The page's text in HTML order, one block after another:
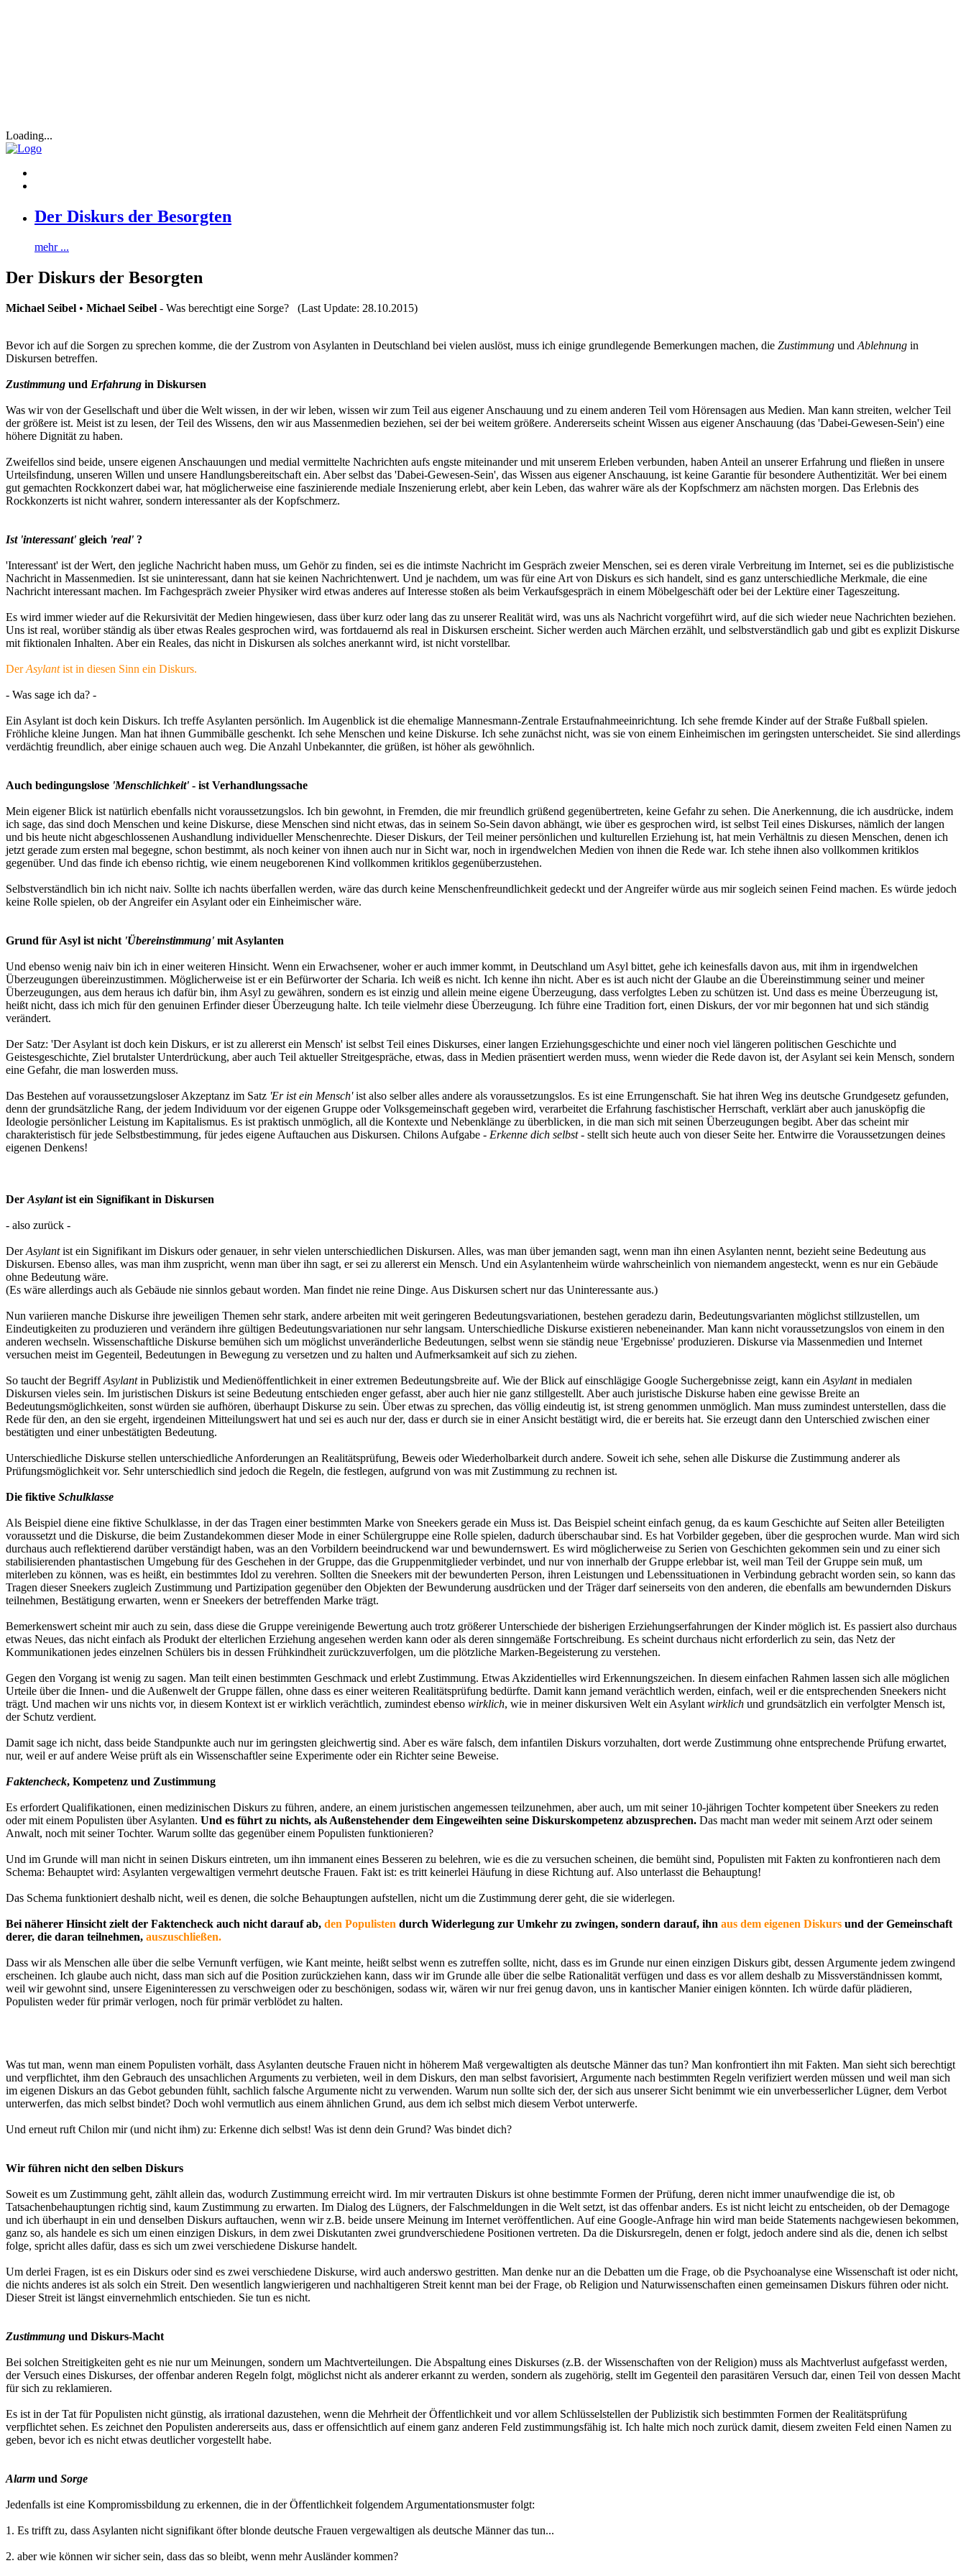
Loading...
Der Diskurs der Besorgten
mehr ...
Der Diskurs der Besorgten
Michael Seibel • Michael Seibel - Was berechtigt eine Sorge? (Last Update: 28.10.2015)
Bevor ich auf die Sorgen zu sprechen komme, die der Zustrom von Asylanten in Deutschland bei vielen auslöst, muss ich einige grundlegende Bemerkungen machen, die Zustimmung und Ablehnung in
Diskursen betreffen.
Zustimmung und Erfahrung in Diskursen
Was wir von der Gesellschaft und über die Welt wissen, in der wir leben, wissen wir zum Teil aus eigener Anschauung und zu einem anderen Teil vom Hörensagen aus Medien. Man kann streiten, welcher Teil
der größere ist. Meist ist zu lesen, der Teil des Wissens, den wir aus Massenmedien beziehen, sei der bei weitem größere. Andererseits scheint Wissen aus eigener Anschauung (das 'Dabei-Gewesen-Sein') eine
höhere Dignität zu haben.
Zweifellos sind beide, unsere eigenen Anschauungen und medial vermittelte Nachrichten aufs engste miteinander und mit unserem Erleben verbunden, haben Anteil an unserer Erfahrung und fließen in unsere
Urteilsfindung, unseren Willen und unsere Handlungsbereitschaft ein. Aber selbst das 'Dabei-Gewesen-Sein', das Wissen aus eigener Anschauung, ist keine Garantie für besondere Authentizität. Wer bei einem
gut gemachten Rockkonzert dabei war, hat möglicherweise eine faszinierende mediale Inszenierung erlebt, aber kein Leben, das wahrer wäre als der Kopfschmerz am nächsten morgen. Das Erlebnis des
Rockkonzerts ist nicht wahrer, sondern interessanter als der Kopfschmerz.
Ist 'interessant' gleich 'real' ?
'Interessant' ist der Wert, den jegliche Nachricht haben muss, um Gehör zu finden, sei es die intimste Nachricht im Gespräch zweier Menschen, sei es deren virale Verbreitung im Internet, sei es die publizistische
Nachricht in Massenmedien. Ist sie uninteressant, dann hat sie keinen Nachrichtenwert. Und je nachdem, um was für eine Art von Diskurs es sich handelt, sind es ganz unterschiedliche Merkmale, die eine
Nachricht interessant machen. Im Fachgespräch zweier Physiker wird etwas anderes auf Interesse stoßen als beim Verkaufsgespräch in einem Möbelgeschäft oder bei der Lektüre einer Tageszeitung.
Es wird immer wieder auf die Rekursivität der Medien hingewiesen, dass über kurz oder lang das zu unserer Realität wird, was uns als Nachricht vorgeführt wird, auf die sich wieder neue Nachrichten beziehen.
Uns ist real, worüber ständig als über etwas Reales gesprochen wird, was fortdauernd als real in Diskursen erscheint. Sicher werden auch Märchen erzählt, und selbstverständlich gab und gibt es explizit Diskurse
mit fiktionalen Inhalten. Aber ein Reales, das nicht in Diskursen als solches anerkannt wird, ist nicht vorstellbar.
DerAsylantist in diesen Sinn ein Diskurs.
- Was sage ich da? -
Ein Asylant ist doch kein Diskurs. Ich treffe Asylanten persönlich. Im Augenblick ist die ehemalige Mannesmann-Zentrale Erstaufnahmeeinrichtung. Ich sehe fremde Kinder auf der Straße Fußball spielen.
Fröhliche kleine Jungen. Man hat ihnen Gummibälle geschenkt. Ich sehe Menschen und keine Diskurse. Ich sehe zunächst nicht, was sie von einem Einheimischen im geringsten unterscheidet. Sie sind allerdings
verdächtig freundlich, aber einige schauen auch weg. Die Anzahl Unbekannter, die grüßen, ist höher als gewöhnlich.
Auch bedingungslose 'Menschlichkeit' - ist Verhandlungssache
Mein eigener Blick ist natürlich ebenfalls nicht voraussetzungslos. Ich bin gewohnt, in Fremden, die mir freundlich grüßend gegenübertreten, keine Gefahr zu sehen. Die Anerkennung, die ich ausdrücke, indem
ich sage, das sind doch Menschen und keine Diskurse, diese Menschen sind nicht etwas, das in seinem So-Sein davon abhängt, wie über es gesprochen wird, ist selbst Teil eines Diskurses, nämlich der langen
und bis heute nicht abgeschlossenen Aushandlung individueller Menschenrechte. Dieser Diskurs, der Teil meiner persönlichen und kulturellen Erziehung ist, hat mein Verhältnis zu diesen Menschen, denen ich
jetzt gerade zum ersten mal begegne, schon bestimmt, als noch keiner von ihnen auch nur in Sicht war, noch in irgendwelchen Medien von ihnen die Rede war. Ich stehe ihnen also vollkommen kritiklos
gegenüber. Und das finde ich ebenso richtig, wie einem neugeborenen Kind vollkommen kritiklos gegenüberzustehen.
Selbstverständlich bin ich nicht naiv. Sollte ich nachts überfallen werden, wäre das durch keine Menschenfreundlichkeit gedeckt und der Angreifer würde aus mir sogleich seinen Feind machen. Es würde jedoch
keine Rolle spielen, ob der Angreifer ein Asylant oder ein Einheimischer wäre.
Grund für Asyl ist nicht 'Übereinstimmung' mit Asylanten
Und ebenso wenig naiv bin ich in einer weiteren Hinsicht. Wenn ein Erwachsener, woher er auch immer kommt, in Deutschland um Asyl bittet, gehe ich keinesfalls davon aus, mit ihm in irgendwelchen
Überzeugungen übereinzustimmen. Möglicherweise ist er ein Befürworter der Scharia. Ich weiß es nicht. Ich kenne ihn nicht. Aber es ist auch nicht der Glaube an die Übereinstimmung seiner und meiner
Überzeugungen, aus dem heraus ich dafür bin, ihm Asyl zu gewähren, sondern es ist einzig und allein meine eigene Überzeugung, dass verfolgtes Leben zu schützen ist. Und dass es meine Überzeugung ist,
heißt nicht, dass ich mich für den genuinen Erfinder dieser Überzeugung halte. Ich teile vielmehr diese Überzeugung. Ich führe eine Tradition fort, einen Diskurs, der vor mir begonnen hat und sich ständig
verändert.
Der Satz: 'Der Asylant ist doch kein Diskurs, er ist zu allererst ein Mensch' ist selbst Teil eines Diskurses, einer langen Erziehungsgeschichte und einer noch viel längeren politischen Geschichte und
Geistesgeschichte, Ziel brutalster Unterdrückung, aber auch Teil aktueller Streitgespräche, etwas, dass in Medien präsentiert werden muss, wenn wieder die Rede davon ist, der Asylant sei kein Mensch, sondern
eine Gefahr, die man loswerden muss.
Das Bestehen auf voraussetzungsloser Akzeptanz im Satz 'Er ist ein Mensch'ist also selber alles andere als voraussetzungslos. Es ist eine Errungenschaft. Sie hat ihren Weg ins deutsche Grundgesetz gefunden,
denn der grundsätzliche Rang, der jedem Individuum vor der eigenen Gruppe oder Volksgemeinschaft gegeben wird, verarbeitet die Erfahrung faschistischer Herrschaft, verklärt aber auch janusköpfig die
Ideologie persönlicher Leistung im Kapitalismus. Es ist praktisch unmöglich, all die Kontexte und Nebenklänge zu überblicken, in die man sich mit seinen Überzeugungen begibt. Aber das scheint mir
charakteristisch für jede Selbstbestimmung, für jedes eigene Auftauchen aus Diskursen. Chilons Aufgabe - Erkenne dich selbst- stellt sich heute auch von dieser Seite her. Entwirre die Voraussetzungen deines
eigenen Denkens!
Der Asylantist ein Signifikant in Diskursen
- also zurück -
DerAsylantist ein Signifikant im Diskurs oder genauer, in sehr vielen unterschiedlichen Diskursen. Alles, was man über jemanden sagt, wenn man ihn einen Asylanten nennt, bezieht seine Bedeutung aus
Diskursen. Ebenso alles, was man ihm zuspricht, wenn man über ihn sagt, er sei zu allererst ein Mensch. Und ein Asylantenheim würde wahrscheinlich von niemandem angesteckt, wenn es nur ein Gebäude
ohne Bedeutung wäre.
(Es wäre allerdings auch als Gebäude nie sinnlos gebaut worden. Man findet nie reine Dinge. Aus Diskursen schert nur das Uninteressante aus.)
Nun variieren manche Diskurse ihre jeweiligen Themen sehr stark, andere arbeiten mit weit geringeren Bedeutungsvariationen, bestehen geradezu darin, Bedeutungsvarianten möglichst stillzustellen, um
Eindeutigkeiten zu produzieren und verändern ihre gültigen Bedeutungsvariationen nur sehr langsam. Unterschiedliche Diskurse existieren nebeneinander. Man kann nicht voraussetzungslos von einem in den
anderen wechseln. Wissenschaftliche Diskurse bemühen sich um möglichst unveränderliche Bedeutungen, selbst wenn sie ständig neue 'Ergebnisse' produzieren. Diskurse via Massenmedien und Internet
versuchen meist im Gegenteil, Bedeutungen in Bewegung zu versetzen und zu halten und Aufmerksamkeit auf sich zu ziehen.
So taucht der BegriffAsylantin Publizistik und Medienöffentlichkeit in einer extremen Bedeutungsbreite auf. Wie der Blick auf einschlägige Google Suchergebnisse zeigt, kann ein Asylantin medialen
Diskursen vieles sein. Im juristischen Diskurs ist seine Bedeutung entschieden enger gefasst, aber auch hier nie ganz stillgestellt. Aber auch juristische Diskurse haben eine gewisse Breite an
Bedeutungsmöglichkeiten, sonst würden sie aufhören, überhaupt Diskurse zu sein. Über etwas zu sprechen, das völlig eindeutig ist, ist streng genommen unmöglich. Man muss zumindest unterstellen, dass die
Rede für den, an den sie ergeht, irgendeinen Mitteilungswert hat und sei es auch nur der, dass er durch sie in einer Ansicht bestätigt wird, die er bereits hat. Sie erzeugt dann den Unterschied zwischen einer
bestätigten und einer unbestätigten Bedeutung.
Unterschiedliche Diskurse stellen unterschiedliche Anforderungen an Realitätsprüfung, Beweis oder Wiederholbarkeit durch andere. Soweit ich sehe, sehen alle Diskurse die Zustimmung anderer als
Prüfungsmöglichkeit vor. Sehr unterschiedlich sind jedoch die Regeln, die festlegen, aufgrund von was mit Zustimmung zu rechnen ist.
Die fiktive Schulklasse
Als Beispiel diene eine fiktive Schulklasse, in der das Tragen einer bestimmten Marke von Sneekers gerade ein Muss ist. Das Beispiel scheint einfach genug, da es kaum Geschichte auf Seiten aller Beteiligten
voraussetzt und die Diskurse, die beim Zustandekommen dieser Mode in einer Schülergruppe eine Rolle spielen, dadurch überschaubar sind. Es hat Vorbilder gegeben, über die gesprochen wurde. Man wird sich
durchaus auch reflektierend darüber verständigt haben, was an den Vorbildern beeindruckend war und bewundernswert. Es wird möglicherweise zu Serien von Geschichten gekommen sein und zu einer sich
stabilisierenden phantastischen Umgebung für des Geschehen in der Gruppe, das die Gruppenmitglieder verbindet, und nur von innerhalb der Gruppe erlebbar ist, weil man Teil der Gruppe sein muß, um
miterleben zu können, was es heißt, ein bestimmtes Idol zu verehren. Sollten die Sneekers mit der bewunderten Person, ihren Leistungen und Lebenssituationen in Verbindung gebracht worden sein, so kann das
Tragen dieser Sneekers zugleich Zustimmung und Partizipation gegenüber den Objekten der Bewunderung ausdrücken und der Träger darf seinerseits von den anderen, die ebenfalls am bewundernden Diskurs
teilnehmen, Bestätigung erwarten, wenn er Sneekers der betreffenden Marke trägt.
Bemerkenswert scheint mir auch zu sein, dass diese die Gruppe vereinigende Bewertung auch trotz größerer Unterschiede der bisherigen Erziehungserfahrungen der Kinder möglich ist. Es passiert also durchaus
etwas Neues, das nicht einfach als Produkt der elterlichen Erziehung angesehen werden kann oder als deren sinngemäße Fortschreibung. Es scheint durchaus nicht erforderlich zu sein, das Netz der
Kommunikationen jedes einzelnen Schülers bis in dessen Frühkindheit zurückzuverfolgen, um die plötzliche Marken-Begeisterung zu verstehen.
Gegen den Vorgang ist wenig zu sagen. Man teilt einen bestimmten Geschmack und erlebt Zustimmung. Etwas Akzidentielles wird Erkennungszeichen. In diesem einfachen Rahmen lassen sich alle möglichen
Urteile über die Innen- und die Außenwelt der Gruppe fällen, ohne dass es einer weiteren Realitätsprüfung bedürfte. Damit kann jemand verächtlich werden, einfach, weil er die entsprechenden Sneekers nicht
trägt. Und machen wir uns nichts vor, in diesem Kontext ist er wirklich verächtlich, zumindest ebenso wirklich, wie in meiner diskursiven Welt ein Asylant wirklich und grundsätzlich ein verfolgter Mensch ist,
der Schutz verdient.
Damit sage ich nicht, dass beide Standpunkte auch nur im geringsten gleichwertig sind. Aber es wäre falsch, dem infantilen Diskurs vorzuhalten, dort werde Zustimmung ohne entsprechende Prüfung erwartet,
nur, weil er auf andere Weise prüft als ein Wissenschaftler seine Experimente oder ein Richter seine Beweise.
Faktencheck, Kompetenz und Zustimmung
Es erfordert Qualifikationen, einen medizinischen Diskurs zu führen, andere, an einem juristischen angemessen teilzunehmen, aber auch, um mit seiner 10-jährigen Tochter kompetent über Sneekers zu reden
oder mit einem Populisten über Asylanten. Und es führt zu nichts, als Außenstehender dem Eingeweihten seine Diskurskompetenz abzusprechen. Das macht man weder mit seinem Arzt oder seinem
Anwalt, noch mit seiner Tochter. Warum sollte das gegenüber einem Populisten funktionieren?
Und im Grunde will man nicht in seinen Diskurs eintreten, um ihn immanent eines Besseren zu belehren, wie es die zu versuchen scheinen, die bemüht sind, Populisten mit Fakten zu konfrontieren nach dem
Schema: Behauptet wird: Asylanten vergewaltigen vermehrt deutsche Frauen. Fakt ist: es tritt keinerlei Häufung in diese Richtung auf. Also unterlasst die Behauptung!
Das Schema funktioniert deshalb nicht, weil es denen, die solche Behauptungen aufstellen, nicht um die Zustimmung derer geht, die sie widerlegen.
Bei näherer Hinsicht zielt der Faktencheck auch nicht darauf ab, den Populisten durch Widerlegung zur Umkehr zu zwingen, sondern darauf, ihn aus dem eigenen Diskurs und der Gemeinschaft
derer, die daran teilnehmen, auszuschließen.
Dass wir als Menschen alle über die selbe Vernunft verfügen, wie Kant meinte, heißt selbst wenn es zutreffen sollte, nicht, dass es im Grunde nur einen einzigen Diskurs gibt, dessen Argumente jedem zwingend
erscheinen. Ich glaube auch nicht, dass man sich auf die Position zurückziehen kann, dass wir im Grunde alle über die selbe Rationalität verfügen und dass es vor allem deshalb zu Missverständnissen kommt,
weil wir gewohnt sind, unsere Eigeninteressen zu verschweigen oder zu beschönigen, sodass wir, wären wir nur frei genug davon, uns in kantischer Manier einigen könnten. Ich würde dafür plädieren,
Populisten weder für primär verlogen, noch für primär verblödet zu halten.
Was tut man, wenn man einem Populisten vorhält, dass Asylanten deutsche Frauen nicht in höherem Maß vergewaltigten als deutsche Männer das tun? Man konfrontiert ihn mit Fakten. Man sieht sich berechtigt
und verpflichtet, ihm den Gebrauch des unsachlichen Arguments zu verbieten, weil in dem Diskurs, den man selbst favorisiert, Argumente nach bestimmten Regeln verifiziert werden müssen und weil man sich
im eigenen Diskurs an das Gebot gebunden fühlt, sachlich falsche Argumente nicht zu verwenden. Warum nun sollte sich der, der sich aus unserer Sicht benimmt wie ein unverbesserlicher Lügner, dem Verbot
unterwerfen, das mich selbst bindet? Doch wohl vermutlich aus einem ähnlichen Grund, aus dem ich selbst mich diesem Verbot unterwerfe.
Und erneut ruft Chilon mir (und nicht ihm) zu: Erkenne dich selbst! Was ist denn dein Grund? Was bindet dich?
Wir führen nicht den selben Diskurs
Soweit es um Zustimmung geht, zählt allein das, wodurch Zustimmung erreicht wird. Im mir vertrauten Diskurs ist ohne bestimmte Formen der Prüfung, deren nicht immer unaufwendige die ist, ob
Tatsachenbehauptungen richtig sind, kaum Zustimmung zu erwarten. Im Dialog des Lügners, der Falschmeldungen in die Welt setzt, ist das offenbar anders. Es ist nicht leicht zu entscheiden, ob der Demagoge
und ich überhaupt in ein und denselben Diskurs auftauchen, wenn wir z.B. beide unsere Meinung im Internet veröffentlichen. Auf eine Google-Anfrage hin wird man beide Statements nachgewiesen bekommen,
ganz so, als handele es sich um einen einzigen Diskurs, in dem zwei Diskutanten zwei grundverschiedene Positionen vertreten. Da die Diskursregeln, denen er folgt, jedoch andere sind als die, denen ich selbst
folge, spricht alles dafür, dass es sich um zwei verschiedene Diskurse handelt.
Um derlei Fragen, ist es ein Diskurs oder sind es zwei verschiedene Diskurse, wird auch anderswo gestritten. Man denke nur an die Debatten um die Frage, ob die Psychoanalyse eine Wissenschaft ist oder nicht,
die nichts anderes ist als solch ein Streit. Den wesentlich langwierigeren und nachhaltigeren Streit kennt man bei der Frage, ob Religion und Naturwissenschaften einen gemeinsamen Diskurs führen oder nicht.
Dieser Streit ist längst einvernehmlich entschieden. Sie tun es nicht.
Zustimmung und Diskurs-Macht
Bei solchen Streitigkeiten geht es nie nur um Meinungen, sondern um Machtverteilungen. Die Abspaltung eines Diskurses (z.B. der Wissenschaften von der Religion) muss als Machtverlust aufgefasst werden,
der Versuch eines Diskurses, der offenbar anderen Regeln folgt, möglichst nicht als anderer erkannt zu werden, sondern als zugehörig, stellt im Gegenteil den parasitären Versuch dar, einen Teil von dessen Macht
für sich zu reklamieren.
Es ist in der Tat für Populisten nicht günstig, als irrational dazustehen, wenn die Mehrheit der Öffentlichkeit und vor allem Schlüsselstellen der Publizistik sich bestimmten Formen der Realitätsprüfung
verpflichtet sehen. Es zeichnet den Populisten andererseits aus, dass er offensichtlich auf einem ganz anderen Feld zustimmungsfähig ist. Ich halte mich noch zurück damit, diesem zweiten Feld einen Namen zu
geben, bevor ich es nicht etwas deutlicher vorgestellt habe.
Alarm und Sorge
Jedenfalls ist eine Kompromissbildung zu erkennen, die in der Öffentlichkeit folgendem Argumentationsmuster folgt:
1. Es trifft zu, dass Asylanten nicht signifikant öfter blonde deutsche Frauen vergewaltigen als deutsche Männer das tun...
2. aber wie können wir sicher sein, dass das so bleibt, wenn mehr Ausländer kommen?